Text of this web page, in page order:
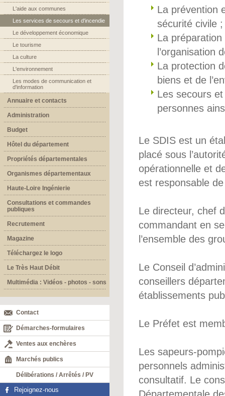
L'aide aux communes
Les services de secours et d'incendie
Le développement économique
Le tourisme
La culture
L'environnement
Les modes de communication et
d'information
Annuaire et contacts
Administration
Budget
Hôtel du département
Propriétés départementales
Organismes départementaux
Haute-Loire Ingénierie
Consultations et commandes
publiques
Recrutement
Magazine
Téléchargez le logo
Le Très Haut Débit
Multimédia : Vidéos - photos - sons
Contact
Démarches-formulaires
Ventes aux enchères
Marchés publics
Délibérations / Arrêtés / PV
Rejoignez-nous
La prévention
sécurité civile ;
La
l’organisation
La protection
biens et de
Les secours et
personnes
Le SDIS est un
placé sous
opérationnelle et
est responsable
Le directeur, chef
commandant en
l’ensemble des
Le Conseil
conseillers
établissements
Le Préfet est
Les sapeurs-
personnels
consultatif. Le